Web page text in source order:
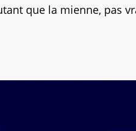
que la mienne, pas